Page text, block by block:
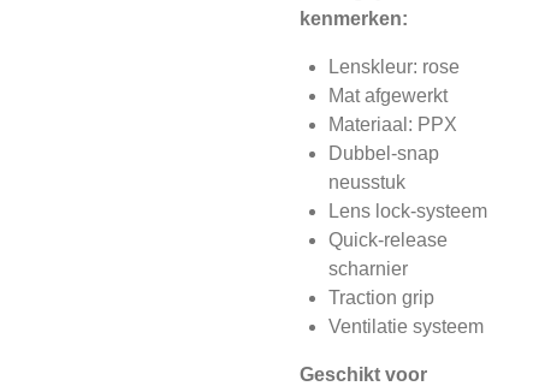
kenmerken:
Lenskleur: rose
Mat afgewerkt
Materiaal: PPX
Dubbel-snap
neusstuk
Lens lock-systeem
Quick-release
scharnier
Traction grip
Ventilatie systeem
Geschikt voor